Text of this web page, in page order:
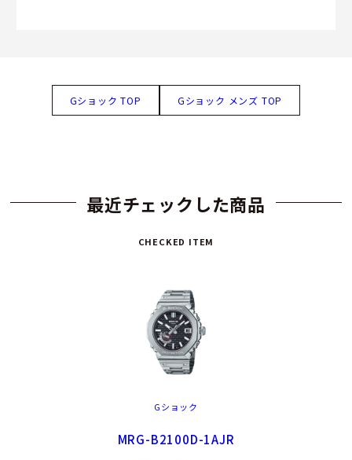
Gショック TOP Gショック メンズ TOP
最近チェックした商品
CHECKED ITEM
Gショック
MRG-B2100D-1AJR